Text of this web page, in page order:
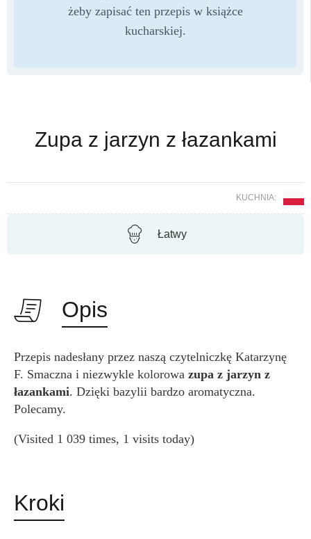
żeby zapisać ten przepis w książce
kucharskiej.
Zupa z jarzyn z łazankami
KUCHNIA:
Łatwy
Opis
Przepis nadesłany przez naszą czytelniczkę Katarzynę
F. Smaczna i niezwykle kolorowa zupa z jarzyn z
łazankami. Dzięki bazylii bardzo aromatyczna.
Polecamy.
(Visited 1 039 times, 1 visits today)
Kroki